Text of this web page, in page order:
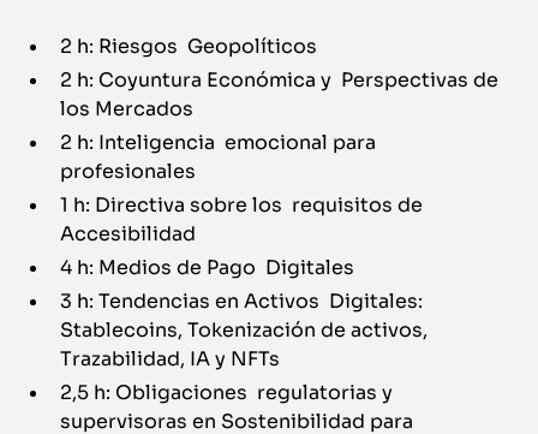
2 h: Riesgos Geopolíticos
2 h: Coyuntura Económica y Perspectivas de
los Mercados
2 h: Inteligencia emocional para
profesionales
1 h: Directiva sobre los requisitos de
Accesibilidad
4 h: Medios de Pago Digitales
3 h: Tendencias en Activos Digitales:
Stablecoins, Tokenización de activos,
Trazabilidad, IA y NFTs
2,5 h: Obligaciones regulatorias y
supervisoras en Sostenibilidad para